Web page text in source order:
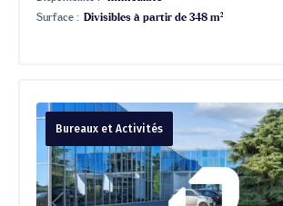
Surface : Divisibles à partir de 348 m²
Bureaux et Activités